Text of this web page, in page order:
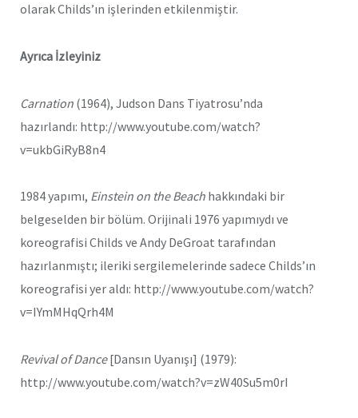
olarak Childs’ın işlerinden etkilenmiştir.
Ayrıca İzleyiniz
Carnation (1964), Judson Dans Tiyatrosu’nda
hazırlandı: http://www.youtube.com/watch?
v=ukbGiRyB8n4
1984 yapımı, Einstein on the Beach hakkındaki bir
belgeselden bir bölüm. Orijinali 1976 yapımıydı ve
koreografisi Childs ve Andy DeGroat tarafından
hazırlanmıştı; ileriki sergilemelerinde sadece Childs’ın
koreografisi yer aldı: http://www.youtube.com/watch?
v=IYmMHqQrh4M
Revival of Dance[Dansın Uyanışı] (1979):
http://www.youtube.com/watch?v=zW40Su5m0rI